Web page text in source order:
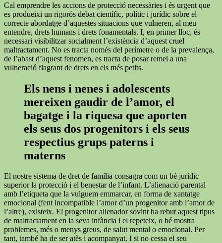
Cal emprendre les accions de protecció necessàries i és urgent que
es produeixi un rigorós debat científic, polític i jurídic sobre el
correcte abordatge d’aquestes situacions que vulneren, al meu
entendre, drets humans i drets fonamentals. I, en primer lloc, és
necessari visibilitzar socialment l’existència d’aquest cruel
maltractament. No es tracta només del perímetre o de la prevalença,
de l’abast d’aquest fenomen, es tracta de posar remei a una
vulneració flagrant de drets en els més petits.
Els nens i nenes i adolescents
mereixen gaudir de l’amor, el
bagatge i la riquesa que aporten
els seus dos progenitors i els seus
respectius grups paterns i
materns
El nostre sistema de dret de família consagra com un bé jurídic
superior la protecció i el benestar de l’infant. L’alienació parental
amb l’etiqueta que la vulguem emmarcar, en forma de xantatge
emocional (fent incompatible l’amor d’un progenitor amb l’amor de
l’altre), existeix. El progenitor alienador sovint ha rebut aquest tipus
de maltractament en la seva infància i el repeteix, o bé mostra
problemes, més o menys greus, de salut mental o emocional. Per
tant, també ha de ser atès i acompanyat. I si no cessa el seu